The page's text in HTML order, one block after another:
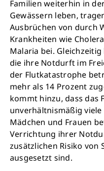
Familien weiterhin in
Gewässern leben,
Ausbrüchen von durch
Krankheiten wie
Malaria bei.
die ihre Notdurft im
der Flutkatastrophe
mehr als 14 Prozent
kommt hinzu, dass das
unverhältnismäßig
Mädchen und Frauen
Verrichtung ihrer
zusätzlichen Risiko von
ausgesetzt sind.
Retten Sie